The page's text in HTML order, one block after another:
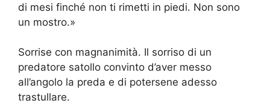
di mesi finché non ti rimetti in piedi. Non sono
un mostro.»
Sorrise con magnanimità. Il sorriso di un
predatore satollo convinto d’aver messo
all’angolo la preda e di potersene adesso
trastullare.